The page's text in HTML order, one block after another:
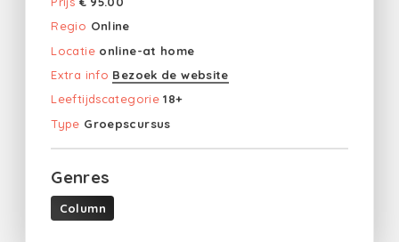
Regio Online
Locatie online-at home
Extra info Bezoek de website
Leeftijdscategorie 18+
Type Groepscursus
Genres
Column